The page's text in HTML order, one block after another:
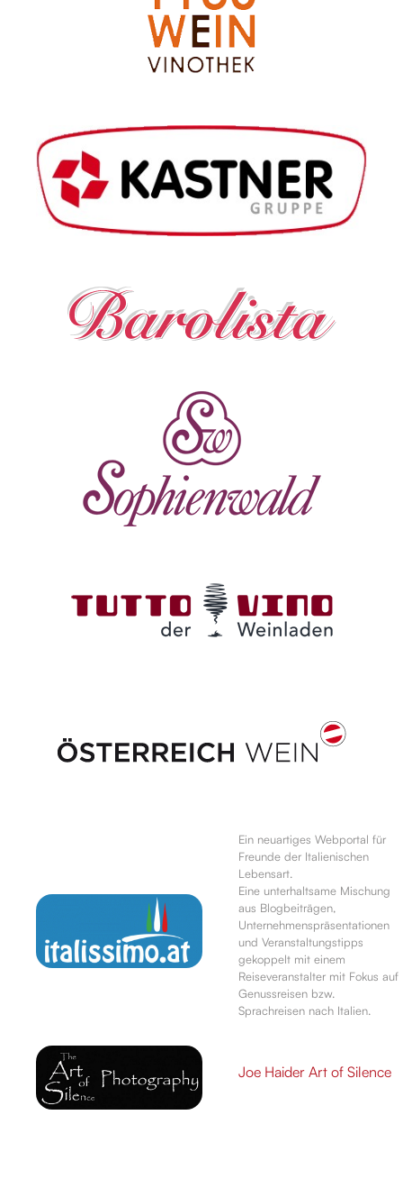
Ein neuartiges Webportal für
Freunde der Italienischen
Lebensart.
Eine unterhaltsame Mischung
aus Blogbeiträgen,
Unternehmenspräsentationen
und Veranstaltungstipps
gekoppelt mit einem
Reiseveranstalter mit Fokus auf
Genussreisen bzw.
Sprachreisen nach Italien.
Joe Haider Art of Silence